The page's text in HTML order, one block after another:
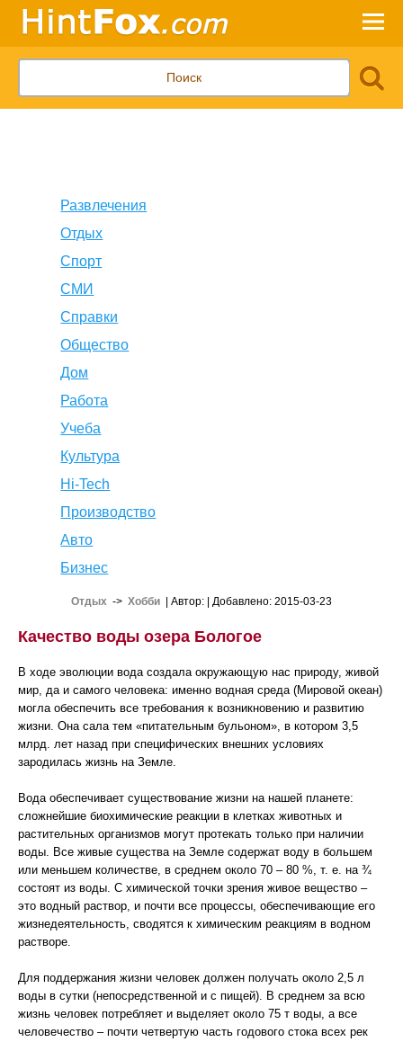
Развлечения
Отдых
Спорт
СМИ
Справки
Общество
Дом
Работа
Учеба
Культура
Hi-Tech
Производство
Авто
Бизнес
Отдых -> Хобби | Автор: | Добавлено: 2015-03-23
Качество воды озера Бологое
В ходе эволюции вода создала окружающую нас природу, живой
мир, да и самого человека: именно водная среда (Мировой океан)
могла обеспечить все требования к возникновению и развитию
жизни. Она сала тем «питательным бульоном», в котором 3,5
млрд. лет назад при специфических внешних условиях
зародилась жизнь на Земле.
Вода обеспечивает существование жизни на нашей планете:
сложнейшие биохимические реакции в клетках животных и
растительных организмов могут протекать только при наличии
воды. Все живые существа на Земле содержат воду в большем
или меньшем количестве, в среднем около 70 – 80 %, т. е. на ¾
состоят из воды. С химической точки зрения живое вещество –
это водный раствор, и почти все процессы, обеспечивающие его
жизнедеятельность, сводятся к химическим реакциям в водном
растворе.
Для поддержания жизни человек должен получать около 2,5 л
воды в сутки (непосредственной и с пищей). В среднем за всю
жизнь человек потребляет и выделяет около 75 т воды, а все
человечество – почти четвертую часть годового стока всех рек